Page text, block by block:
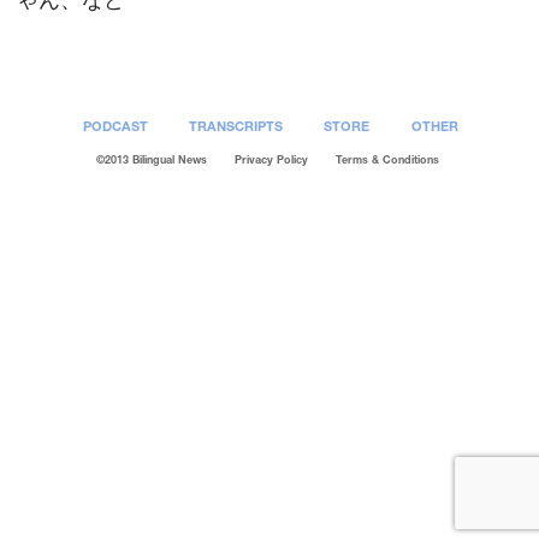
EMBED
PODCAST TRANSCRIPTS STORE OTHER
©2013 Bilingual News Privacy Policy Terms & Conditions